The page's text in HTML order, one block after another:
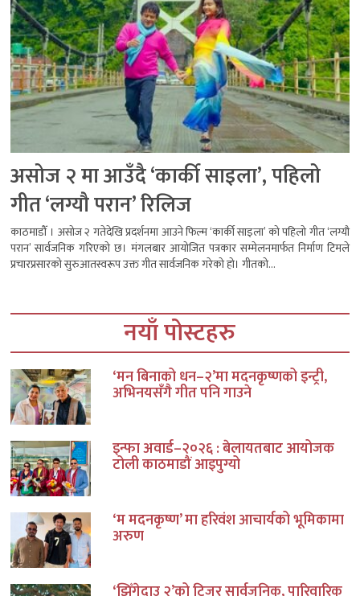
असोज २ मा आउँदै ‘कार्की साइला’, पहिलो
गीत ‘लग्यौ परान’ रिलिज
काठमाडौँ । असोज २ गतेदेखि प्रदर्शनमा आउने फिल्म ‘कार्की साइला’ को पहिलो गीत ‘लग्यौ
परान’ सार्वजनिक गरिएको छ। मंगलबार आयोजित पत्रकार सम्मेलनमार्फत निर्माण टिमले
प्रचारप्रसारको सुरुआतस्वरूप उक्त गीत सार्वजनिक गरेको हो। गीतको...
नयाँ पोस्टहरु
‘मन बिनाको धन–२’मा मदनकृष्णको इन्ट्री,
अभिनयसँगै गीत पनि गाउने
इन्फा अवार्ड–२०२६ : बेलायतबाट आयोजक
टोली काठमाडौं आइपुग्यो
‘म मदनकृष्ण’ मा हरिवंश आचार्यको भूमिकामा
अरुण